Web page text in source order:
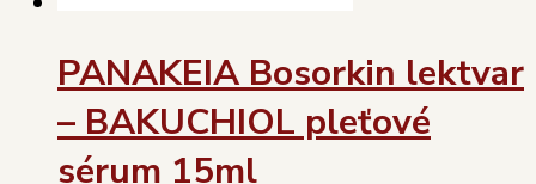
PANAKEIA Bosorkin lektvar
– BAKUCHIOL pleťové
sérum 15ml